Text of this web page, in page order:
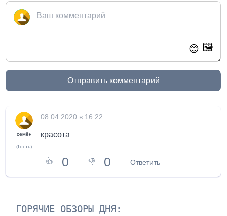
😊 🖼️
Отправить комментарий
семён
(Гость)
08.04.2020 в 16:22
красота
👍 0 👎 0 Ответить
ГОРЯЧИЕ ОБЗОРЫ ДНЯ: